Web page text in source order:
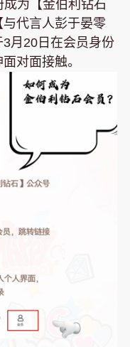
为【金伯利钻石
代言人彭于晏零
月20日在会员身份
对面接触。